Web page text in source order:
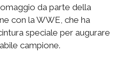
da parte della
con la WWE, che ha
speciale per augurare
campione.